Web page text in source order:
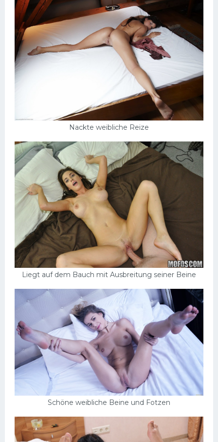
Nackte weibliche Reize
Liegt auf dem Bauch mit Ausbreitung seiner Beine
Schöne weibliche Beine und Fotzen